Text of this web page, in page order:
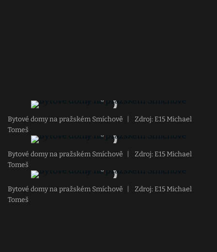
Bytové domy na pražském Smíchově
Zdroj: E15 Michael
Tomeš
Bytové domy na pražském Smíchově
Zdroj: E15 Michael
Tomeš
Bytové domy na pražském Smíchově
Zdroj: E15 Michael
Tomeš